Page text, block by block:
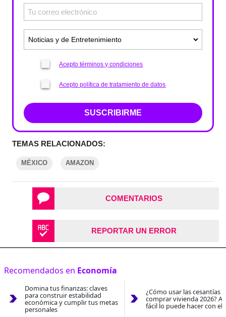
Acepto términos y condiciones
Acepto política de tratamiento de datos
SUSCRIBIRME
TEMAS RELACIONADOS:
MÉXICO AMAZON
COMENTARIOS
REPORTAR UN ERROR
Recomendados en Economía
Domina tus finanzas: claves
para construir estabilidad
económica y cumplir tus metas
personales
¿Cómo usar las cesantías
comprar vivienda 2026?
fácil lo puede hacer con el